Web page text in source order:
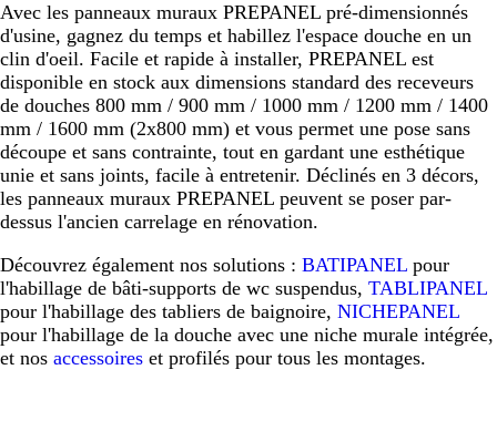
Avec les panneaux muraux PREPANEL pré-dimensionnés
d'usine, gagnez du temps et habillez l'espace douche en un
clin d'oeil. Facile et rapide à installer, PREPANEL est
disponible en stock aux dimensions standard des receveurs
de douches 800 mm / 900 mm / 1000 mm / 1200 mm / 1400
mm / 1600 mm (2x800 mm) et vous permet une pose sans
découpe et sans contrainte, tout en gardant une esthétique
unie et sans joints, facile à entretenir. Déclinés en 3 décors,
les panneaux muraux PREPANEL peuvent se poser par-
dessus l'ancien carrelage en rénovation.
Découvrez également nos solutions : BATIPANEL pour
l'habillage de bâti-supports de wc suspendus, TABLIPANEL
pour l'habillage des tabliers de baignoire, NICHEPANEL
pour l'habillage de la douche avec une niche murale intégrée,
et nos accessoires et profilés pour tous les montages.